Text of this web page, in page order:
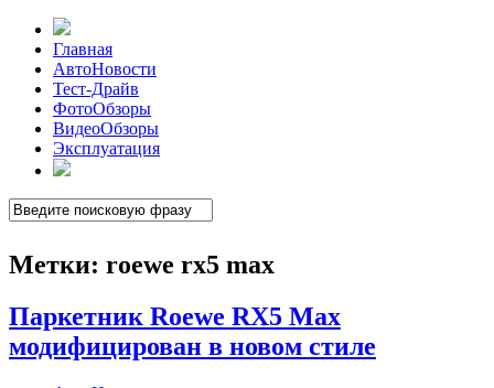
Главная
АвтоНовости
Тест-Драйв
ФотоОбзоры
ВидеоОбзоры
Эксплуатация
Метки: roewe rx5 max
Паркетник Roewe RX5 Max
модифицирован в новом стиле